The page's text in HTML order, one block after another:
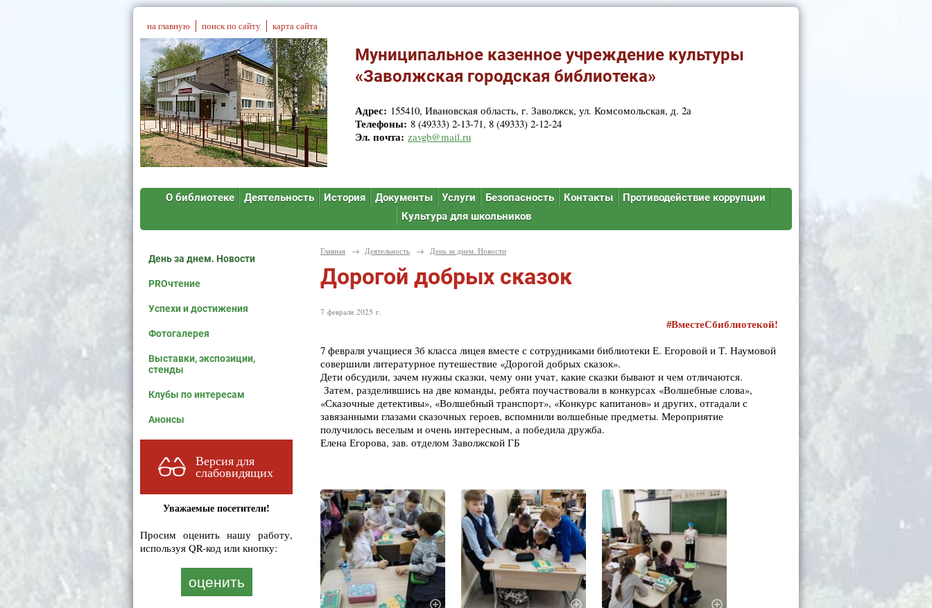
на главную поиск по сайту карта сайта
Муниципальное казенное учреждение культуры
«Заволжская городская библиотека»
Адрес: 155410, Ивановская область, г. Заволжск, ул. Комсомольская, д. 2а
Телефоны: 8 (49333) 2-13-71, 8 (49333) 2-12-24
Эл. почта: zavgb@mail.ru
О библиотеке Деятельность История Документы Услуги Безопасность Контакты
Противодействие коррупции
Культура для школьников
День за днем. Новости
PROчтение
Успехи и достижения
Фотогалерея
Выставки, экспозиции,
стенды
Клубы по интересам
Анонсы
Версия для
слабовидящих
Уважаемые посетители!
Просим оценить нашу работу,
используя QR-код или кнопку:
оценить
Главная → Деятельность → День за днем. Новости
Дорогой добрых сказок
7 февраля 2025 г.
#ВместеСбиблиотекой!
7 февраля учащиеся 3б класса лицея вместе с сотрудниками библиотеки Е. Егоровой и Т. Наумовой
совершили литературное путешествие «Дорогой добрых сказок».
Дети обсудили, зачем нужны сказки, чему они учат, какие сказки бывают и чем отличаются.
Затем, разделившись на две команды, ребята поучаствовали в конкурсах «Волшебные слова»,
«Сказочные детективы», «Волшебный транспорт», «Конкурс капитанов» и других, отгадали с
завязанными глазами сказочных героев, вспомнили волшебные предметы. Мероприятие
получилось веселым и очень интересным, а победила дружба.
Елена Егорова, зав. отделом Заволжской ГБ